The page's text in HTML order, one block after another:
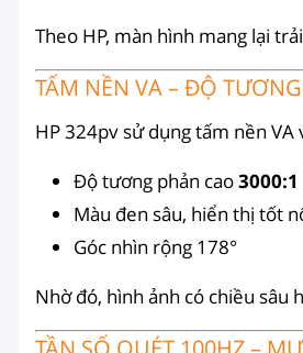
Theo HP, màn hình mang lại
TẤM NỀN VA – ĐỘ
HP 324pv sử dụng tấm nền
Độ tương phản cao3000:1
Màu đen sâu, hiển thị tốt
Góc nhìn rộng 178°
Nhờ đó, hình ảnh có chiều sâu